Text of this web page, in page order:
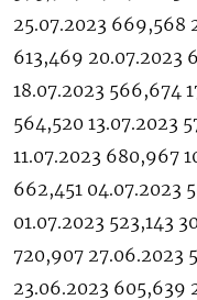
25.07.2023 669,568
613,469 20.07.2023
18.07.2023 566,674
564,520 13.07.2023
11.07.2023 680,967
662,451 04.07.2023
01.07.2023 523,143
720,907 27.06.2023
23.06.2023 605,639